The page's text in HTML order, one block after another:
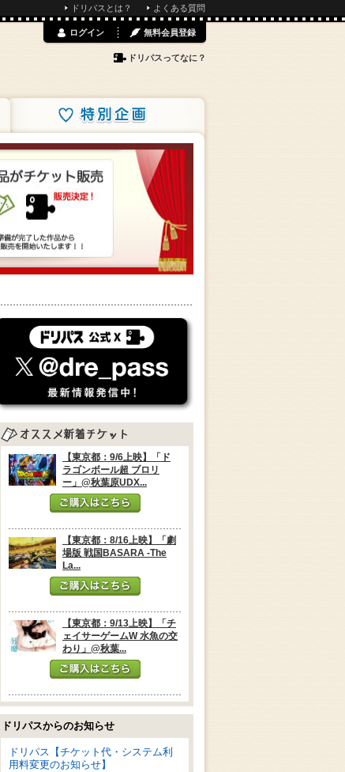
ドリパスとは？ よくある質問
特別企画
ログイン 無料会員登録
ドリパスってなに？
【東京都：9/6上映】「ド
ラゴンボール超 ブロリ
ー」@秋葉原UDX...
【東京都：8/16上映】「劇
場版 戦国BASARA -The
La...
【東京都：9/13上映】「チ
ェイサーゲームW 水魚の交
わり」@秋葉...
ドリパスからのお知らせ
ドリパス【チケット代・システム利
用料変更のお知らせ】